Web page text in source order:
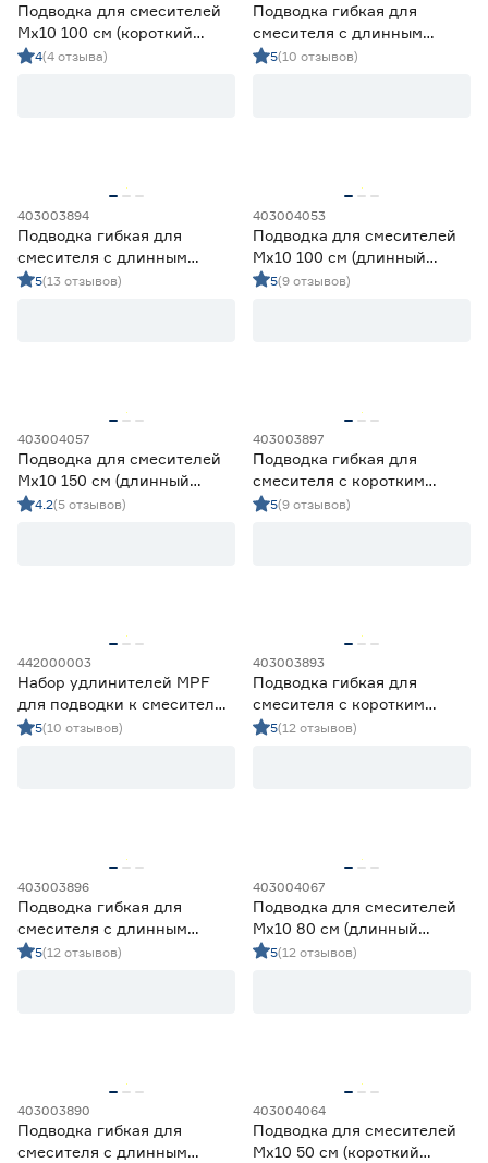
Подводка для смесителей
Мх10 100 см (короткий
штуцер)
4(4 отзыва)
Подводка гибкая для
смесителя с длинным
наконечником 1/2"ВР‑10 мм
5(10 отзывов)
403003894
Подводка гибкая для
смесителя с длинным
наконечником 1/2"ВР‑10 мм
5(13 отзывов)
403004053
Подводка для смесителей
Мх10 100 см (длинный
штуцер)
5(9 отзывов)
403004057
Подводка для смесителей
Мх10 150 см (длинный
штуцер)
4.2(5 отзывов)
403003897
Подводка гибкая для
смесителя с коротким
наконечником 1/2"ВР‑10 мм
5(9 отзывов)
442000003
Набор удлинителей MPF
для подводки к смесителю
140 + 120 мм
5(10 отзывов)
403003893
Подводка гибкая для
смесителя с коротким
наконечником 1/2"ВР‑10 мм
5(12 отзывов)
403003896
Подводка гибкая для
смесителя с длинным
наконечником 1/2"ВР‑10 мм
5(12 отзывов)
403004067
Подводка для смесителей
Мх10 80 см (длинный
штуцер)
5(12 отзывов)
403003890
Подводка гибкая для
смесителя с длинным
403004064
Подводка для смесителей
Мх10 50 см (короткий